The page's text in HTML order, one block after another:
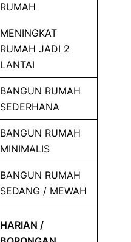
RUMAH
MENINGKAT
RUMAH JADI 2
LANTAI
BANGUN RUMAH
SEDERHANA
BANGUN RUMAH
MINIMALIS
BANGUN RUMAH
SEDANG / MEWAH
HARIAN /